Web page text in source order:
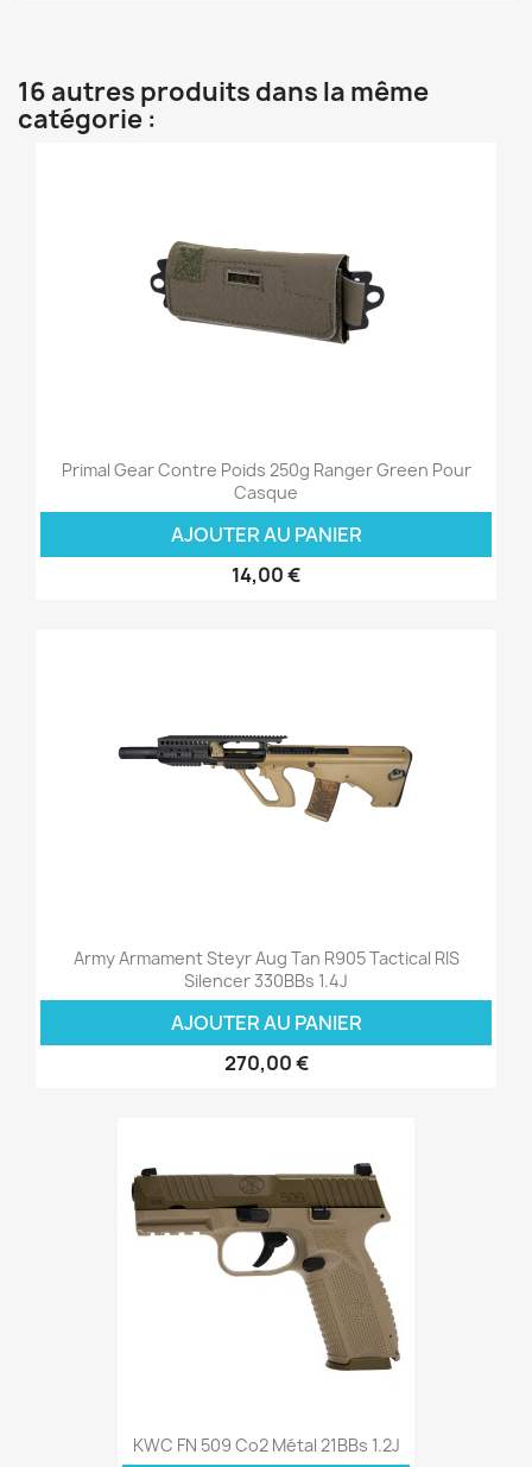
16 autres produits dans la même
catégorie :
Primal Gear Contre Poids 250g Ranger Green Pour
Casque
AJOUTER AU PANIER
14,00 €
Army Armament Steyr Aug Tan R905 Tactical RIS
Silencer 330BBs 1.4J
AJOUTER AU PANIER
270,00 €
KWC FN 509 Co2 Métal 21BBs 1.2J